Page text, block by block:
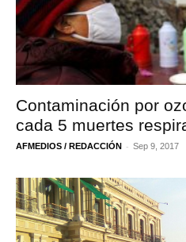
Contaminación por
cada 5 muertes
AFMEDIOS / REDACCIÓN - Sep 9, 2017